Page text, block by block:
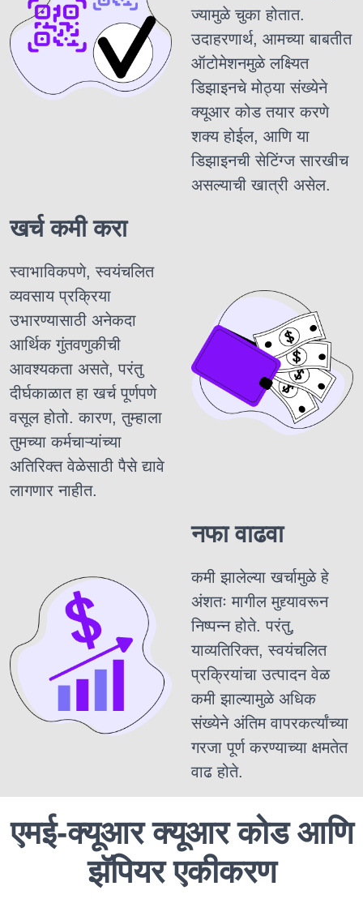
ज्यामुळे चुका होतात.
उदाहरणार्थ, आमच्या बाबतीत
ऑटोमेशनमुळे लक्ष्यित
डिझाइनचे मोठ्या संख्येने
क्यूआर कोड तयार करणे
शक्य होईल, आणि या
डिझाइनची सेटिंग्ज सारखीच
असल्याची खात्री असेल.
खर्च कमी करा
स्वाभाविकपणे, स्वयंचलित
व्यवसाय प्रक्रिया
उभारण्यासाठी अनेकदा
आर्थिक गुंतवणुकीची
आवश्यकता असते, परंतु
दीर्घकाळात हा खर्च पूर्णपणे
वसूल होतो. कारण, तुम्हाला
तुमच्या कर्मचाऱ्यांच्या
अतिरिक्त वेळेसाठी पैसे द्यावे
लागणार नाहीत.
नफा वाढवा
कमी झालेल्या खर्चामुळे हे
अंशतः मागील मुद्द्यावरून
निष्पन्न होते. परंतु,
याव्यतिरिक्त, स्वयंचलित
प्रक्रियांचा उत्पादन वेळ
कमी झाल्यामुळे अधिक
संख्येने अंतिम वापरकर्त्यांच्या
गरजा पूर्ण करण्याच्या क्षमतेत
वाढ होते.
एमई-क्यूआर क्यूआर कोड आणि
झॅपियर एकीकरण